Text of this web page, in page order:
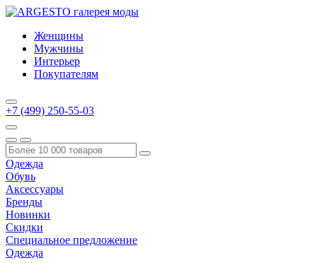
Женщины
Мужчины
Интерьер
Покупателям
+7 (499) 250-55-03
Одежда
Обувь
Аксессуары
Бренды
Новинки
Скидки
Специальное предложение
Одежда